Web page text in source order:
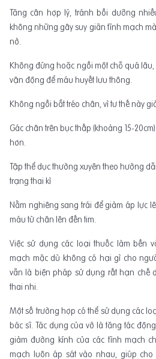
Tăng cân hợp lý, tránh bồi dưỡng
không những gây suy giãn tĩnh mạch
nở.
Không đứng hoặc ngồi một chỗ quá
vận động để máu huyết lưu thông.
Không ngồi bắt tréo chân, vì tư thế này
Gác chân trên bục thấp (khoảng 15-
hơn.
Tập thể dục thường xuyên theo hướng
trạng thai kì
Nằm nghiêng sang trái để giảm áp lực
máu từ chân lên đến tim.
Việc sử dụng các loại thuốc làm bền
mạch mặc dù không có hại gì cho
vẫn là biện pháp sử dụng rất hạn chế
thai nhi.
Một số trường hợp có thể sử dụng các
bác sĩ. Tác dụng của vớ là tăng tác
giảm đường kính của các tĩnh mạch
mạch luôn áp sát vào nhau, giúp